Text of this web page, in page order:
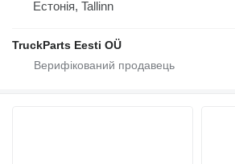
Естонія, Tallinn
TruckParts Eesti OÜ